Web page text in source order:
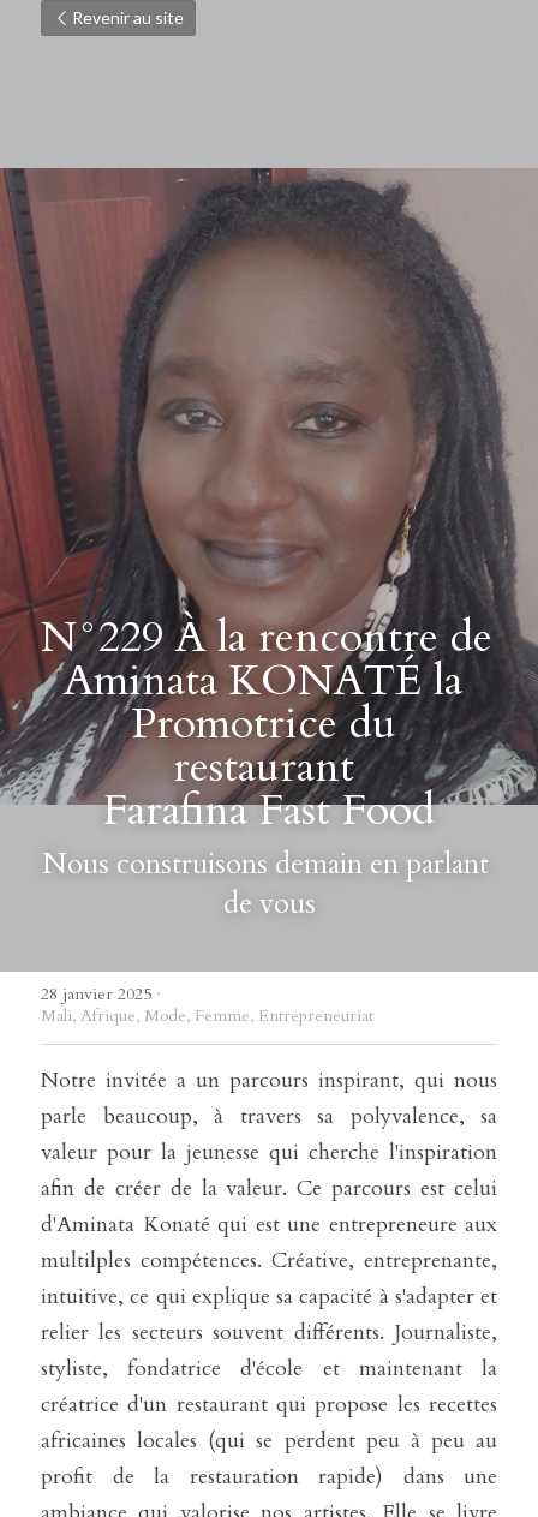
Revenir au site
N°229 À la rencontre de
Aminata KONATÉ la
Promotrice du
restaurant
Farafina Fast Food
Nous construisons demain en parlant
de vous
28 janvier 2025 ·
Mali, Afrique, Mode, Femme, Entrepreneuriat
Notre invitée a un parcours inspirant, qui nous
parle beaucoup, à travers sa polyvalence, sa
valeur pour la jeunesse qui cherche l'inspiration
afin de créer de la valeur. Ce parcours est celui
d'Aminata Konaté qui est une entrepreneure aux
multilples compétences. Créative, entreprenante,
intuitive, ce qui explique sa capacité à s'adapter et
relier les secteurs souvent différents. Journaliste,
styliste, fondatrice d'école et maintenant la
créatrice d'un restaurant qui propose les recettes
africaines locales (qui se perdent peu à peu au
profit de la restauration rapide) dans une